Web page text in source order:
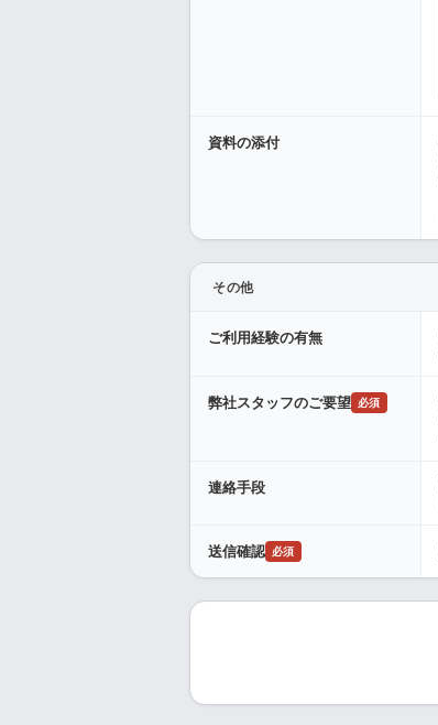
資料の添付
その他
ご利用経験の有無
弊社スタッフのご要望 必須
連絡手段
送信確認 必須